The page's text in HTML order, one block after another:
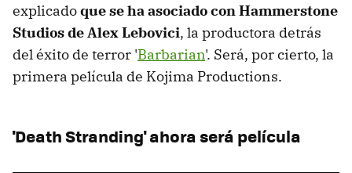
explicadoque se ha asociado con Hammerstone
Studios de Alex Lebovici, la productora detrás
del éxito de terror 'Barbarian'. Será, por cierto, la
primera película de Kojima Productions.
'Death Stranding' ahora será película